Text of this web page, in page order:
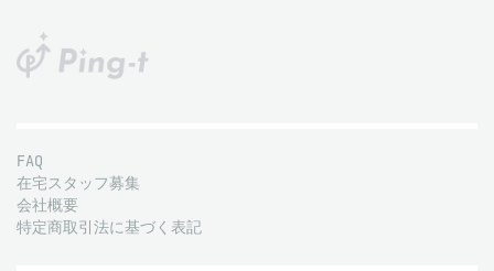
FAQ
在宅スタッフ募集
会社概要
特定商取引法に基づく表記